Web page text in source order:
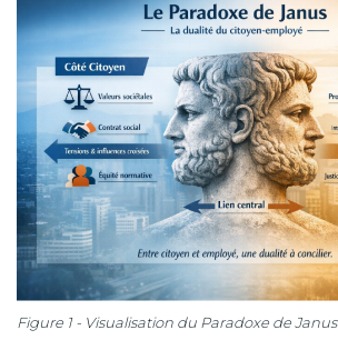
Figure 1 - Visualisation du Paradoxe de Janus